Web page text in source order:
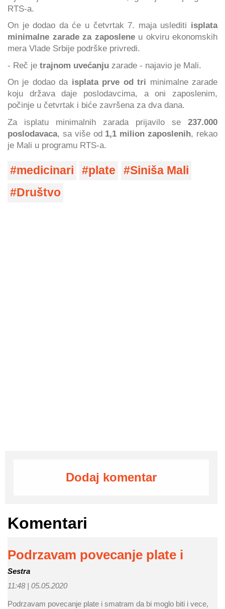
RTS-a.
On je dodao da će u četvrtak 7. maja uslediti isplata
minimalne zarade za zaposleneu okviru ekonomskih
mera Vlade Srbije podrške privredi.
- Reč je trajnom uvećanju zarade - najavio je Mali.
On je dodao da isplata prve od tri minimalne zarade
koju država daje poslodavcima, a oni zaposlenim,
počinje u četvrtak i biće završena za dva dana.
Za isplatu minimalnih zarada prijavilo se 237.000
poslodavaca, sa više od 1,1 milion zaposlenih, rekao
je Mali u programu RTS-a.
medicinari plate
Siniša Mali
Društvo
Dodaj komentar
Komentari
Podrzavam povecanje plate i
Sestra
11:48 | 05.05.2020
Podrzavam povecanje plate i smatram da bi moglo biti i vece,